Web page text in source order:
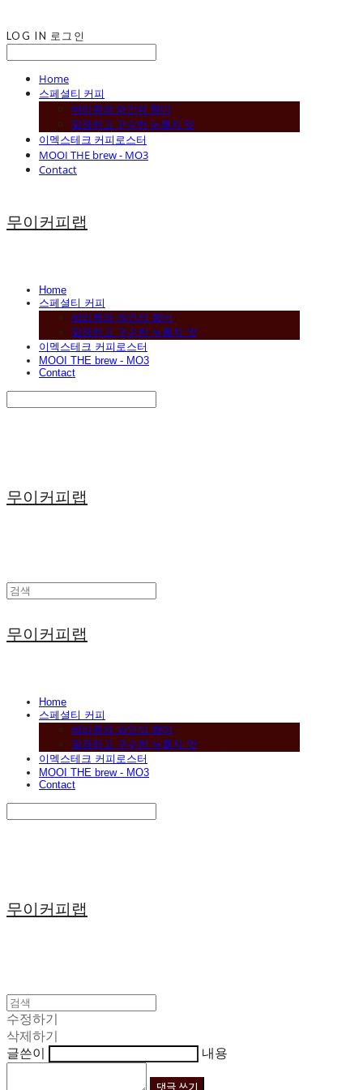
LOG IN 로그인
Home
스페셜티 커피
베리류와 와인의 향미
깔끔하고 구수한 누룽지 맛
이멕스테크 커피로스터
MOOI THE brew - MO3
Contact
무이커피랩
Home
스페셜티 커피
베리류와 와인의 향미
깔끔하고 구수한 누룽지 맛
이멕스테크 커피로스터
MOOI THE brew - MO3
Contact
무이커피랩
무이커피랩
Home
스페셜티 커피
베리류와 와인의 향미
깔끔하고 구수한 누룽지 맛
이멕스테크 커피로스터
MOOI THE brew - MO3
Contact
무이커피랩
수정하기
삭제하기
글쓴이
내용